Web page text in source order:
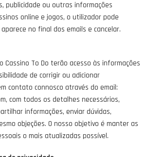
publicidade ou outras informações
online e jogos, o utilizador pode
no final dos emails e cancelar.
Cassino To Do terão acesso às informações
de corrigir ou adicionar
contato connosco através do email:
com todos os detalhes necessários,
informações, enviar dúvidas,
objeções. O nosso objetivo é manter as
o mais atualizadas possível.